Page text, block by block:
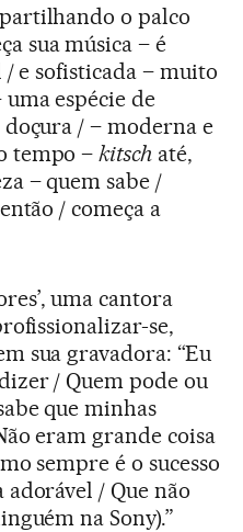
o palco
sua música – é
e sofisticada – muito
espécie de
/ – moderna e
tempo –kitsch até,
– quem sabe /
/ começa a
uma cantora
se,
sua gravadora: “Eu
/ Quem pode ou
que minhas
eram grande coisa
sempre é o sucesso
adorável / Que não
na Sony).”